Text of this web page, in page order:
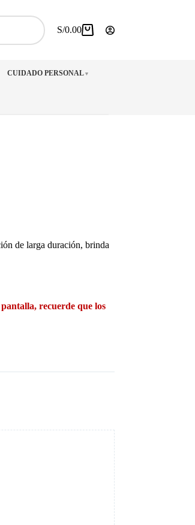
Carro
S/0.00
CUIDADO PERSONAL ▼
de larga duración, brinda
recuerde que los